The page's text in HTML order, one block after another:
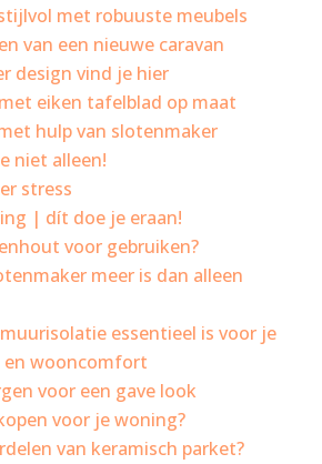
met robuuste meubels
van een nieuwe caravan
design vind je hier
eiken tafelblad op maat
hulp van slotenmaker
niet alleen!
stress
| dít doe je eraan!
voor gebruiken?
meer is dan alleen
essentieel is voor je
en wooncomfort
voor een gave look
voor je woning?
van keramisch parket?